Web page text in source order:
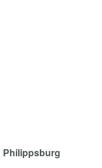
Philippsburg